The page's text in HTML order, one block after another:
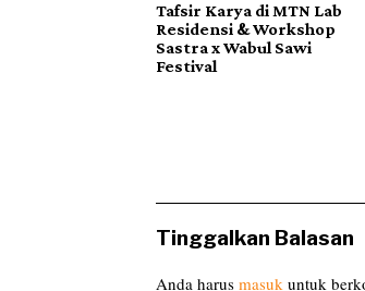
Tafsir Karya di MTN Lab
Residensi & Workshop
Sastra x Wabul Sawi
Festival
Tinggalkan Balasan
Anda harus masuk untuk